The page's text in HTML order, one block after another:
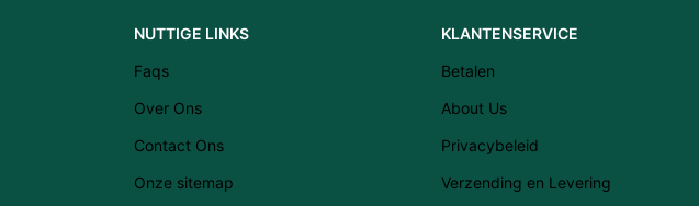
NUTTIGE LINKS
Faqs
Over Ons
Contact Ons
Onze sitemap
KLANTENSERVICE
Betalen
About Us
Privacybeleid
Verzending en Levering